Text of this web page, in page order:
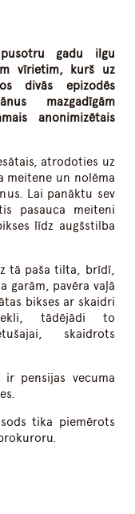
gadu ilgu
vīrietim, kurš uz
divās epizodēs
mazgadīgām
anonimizētais
atrodoties uz
meitene un nolēma
Lai panāktu sev
pasauca meiteni
līdz augšstilba
tā paša tilta, brīdī,
garām, pavēra vaļā
bikses ar skaidri
tādējādi to
skaidrots
pensijas vecuma
tika piemērots